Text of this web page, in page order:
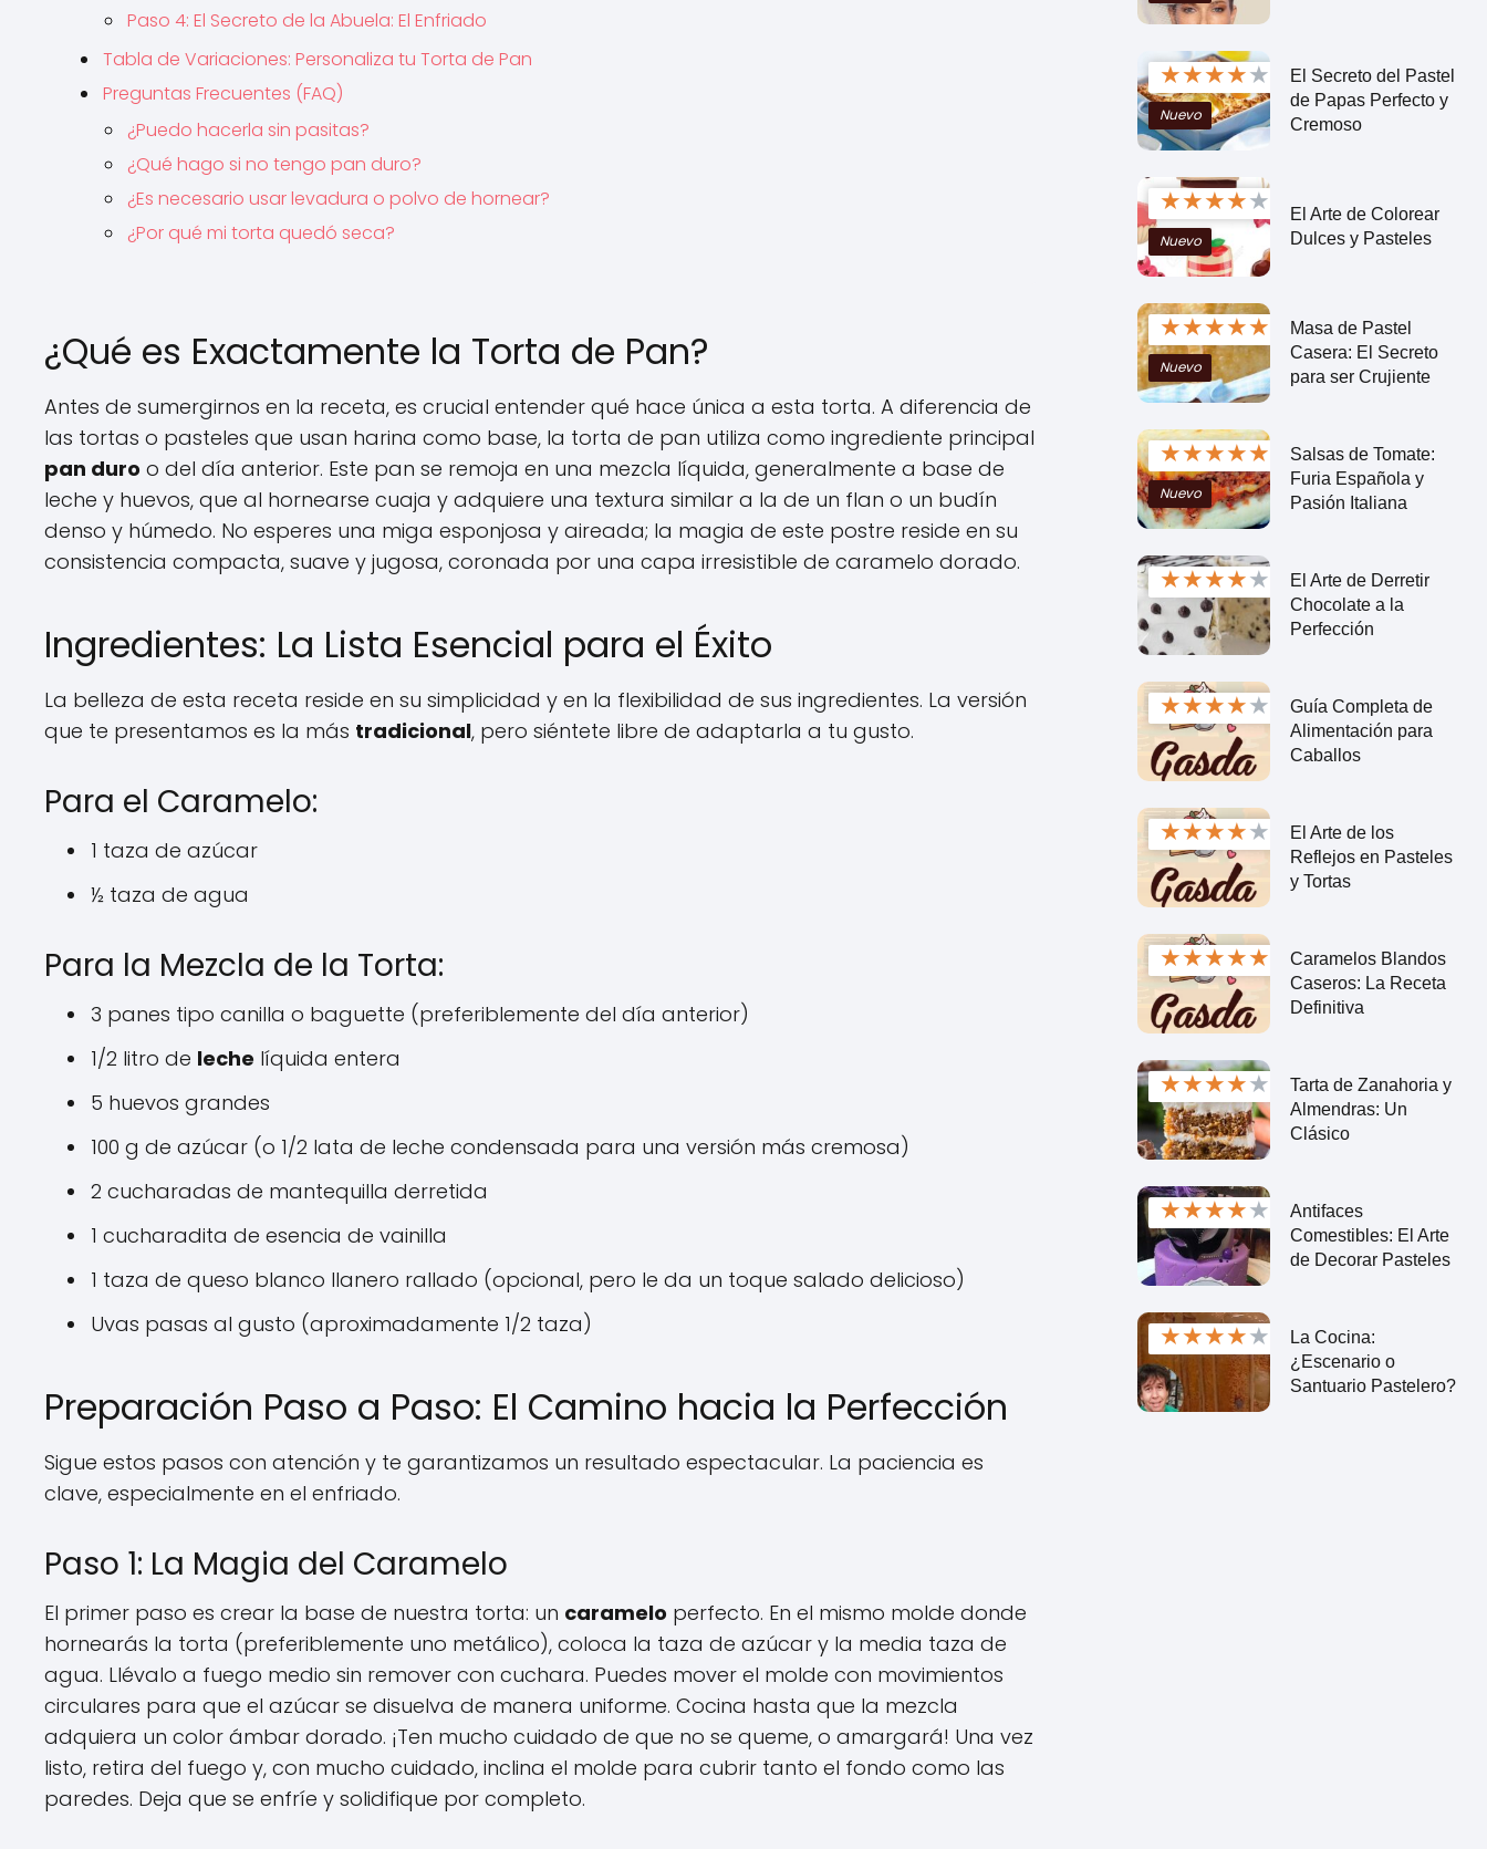
Paso 4: El Secreto de la Abuela: El Enfriado
Tabla de Variaciones: Personaliza tu Torta de Pan
Preguntas Frecuentes (FAQ)
¿Puedo hacerla sin pasitas?
¿Qué hago si no tengo pan duro?
¿Es necesario usar levadura o polvo de hornear?
¿Por qué mi torta quedó seca?
¿Qué es Exactamente la Torta de Pan?
Antes de sumergirnos en la receta, es crucial entender qué hace única a esta torta. A diferencia de
las tortas o pasteles que usan harina como base, la torta de pan utiliza como ingrediente principal
pan duro o del día anterior. Este pan se remoja en una mezcla líquida, generalmente a base de
leche y huevos, que al hornearse cuaja y adquiere una textura similar a la de un flan o un budín
denso y húmedo. No esperes una miga esponjosa y aireada; la magia de este postre reside en su
consistencia compacta, suave y jugosa, coronada por una capa irresistible de caramelo dorado.
Ingredientes: La Lista Esencial para el Éxito
La belleza de esta receta reside en su simplicidad y en la flexibilidad de sus ingredientes. La versión
que te presentamos es la más tradicional, pero siéntete libre de adaptarla a tu gusto.
Para el Caramelo:
1 taza de azúcar
½ taza de agua
Para la Mezcla de la Torta:
3 panes tipo canilla o baguette (preferiblemente del día anterior)
1/2 litro de leche líquida entera
5 huevos grandes
100 g de azúcar (o 1/2 lata de leche condensada para una versión más cremosa)
2 cucharadas de mantequilla derretida
1 cucharadita de esencia de vainilla
1 taza de queso blanco llanero rallado (opcional, pero le da un toque salado delicioso)
Uvas pasas al gusto (aproximadamente 1/2 taza)
Preparación Paso a Paso: El Camino hacia la Perfección
Sigue estos pasos con atención y te garantizamos un resultado espectacular. La paciencia es
clave, especialmente en el enfriado.
Paso 1: La Magia del Caramelo
El primer paso es crear la base de nuestra torta: un caramelo perfecto. En el mismo molde donde
hornearás la torta (preferiblemente uno metálico), coloca la taza de azúcar y la media taza de
agua. Llévalo a fuego medio sin remover con cuchara. Puedes mover el molde con movimientos
circulares para que el azúcar se disuelva de manera uniforme. Cocina hasta que la mezcla
adquiera un color ámbar dorado. ¡Ten mucho cuidado de que no se queme, o amargará! Una vez
listo, retira del fuego y, con mucho cuidado, inclina el molde para cubrir tanto el fondo como las
paredes. Deja que se enfríe y solidifique por completo.
★★★★★
Nuevo
El Secreto del Pastel
de Papas Perfecto y
Cremoso
★★★★★
Nuevo
El Arte de Colorear
Dulces y Pasteles
★★★★★
Nuevo
Masa de Pastel
Casera: El Secreto
para ser Crujiente
★★★★★
Nuevo
Salsas de Tomate:
Furia Española y
Pasión Italiana
★★★★★
El Arte de Derretir
Chocolate a la
Perfección
★★★★★
Guía Completa de
Alimentación para
Caballos
★★★★★
El Arte de los
Reflejos en Pasteles
y Tortas
★★★★★
Caramelos Blandos
Caseros: La Receta
Definitiva
★★★★★
Tarta de Zanahoria y
Almendras: Un
Clásico
★★★★★
Antifaces
Comestibles: El Arte
de Decorar Pasteles
★★★★★
La Cocina:
¿Escenario o
Santuario Pastelero?